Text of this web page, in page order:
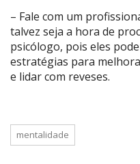
– Fale com um
talvez seja a hora de
psicólogo, pois eles
estratégias para
e lidar com reveses.
mentalidade